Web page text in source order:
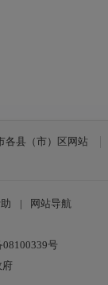
各县（市）区网站
|
网站导航
08100339号
府